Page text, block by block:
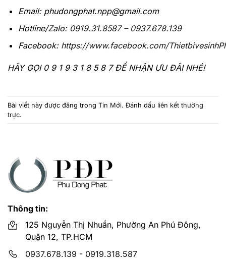
Email: phudongphat.npp@gmail.com
Hotline/Zalo: 0919.31.8587– 0937.678.139
Facebook: https://www.facebook.com/
HÃY GỌI0 9 1 9 3 1 8 5 8 7 ĐỂ NHẬN ƯU ĐÃI NHÉ!
Bài viết này được đăng trong Tin Mới. Đánh dấu liên kết thường
trực.
Thông tin:
125 Nguyễn Thị Nhuần, Phường An Phú Đông,
Quận 12, TP.HCM
0937.678.139 - 0919.318.587